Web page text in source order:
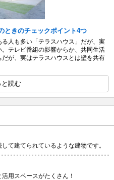
ときのチェックポイント4つ
人も多い「テラスハウス」だが、実
テレビ番組の影響からか、共同生活
が、実はテラスハウスとは壁を共有
と読む
て建てられているような建物です。
用スペースがたくさん！